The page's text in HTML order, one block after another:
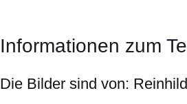
Informationen zum
Die Bilder sind von: